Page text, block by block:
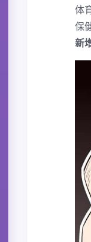
体
保
新